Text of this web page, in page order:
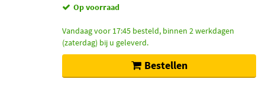
Op voorraad
Vandaag voor 17:45 besteld, binnen 2 werkdagen
(zaterdag) bij u geleverd.
Bestellen